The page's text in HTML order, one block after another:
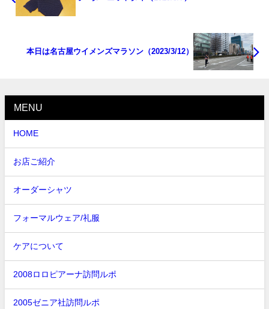
本日は名古屋ウイメンズマラソン（2023/3/12）
MENU
HOME
お店ご紹介
オーダーシャツ
フォーマルウェア/礼服
ケアについて
2008ロロピアーナ訪問ルポ
2005ゼニア社訪問ルポ